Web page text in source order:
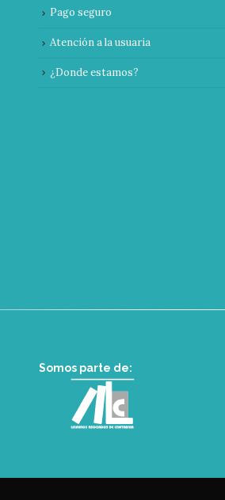
Pago seguro
Atención a la usuaria
¿Donde estamos?
Somos parte de: